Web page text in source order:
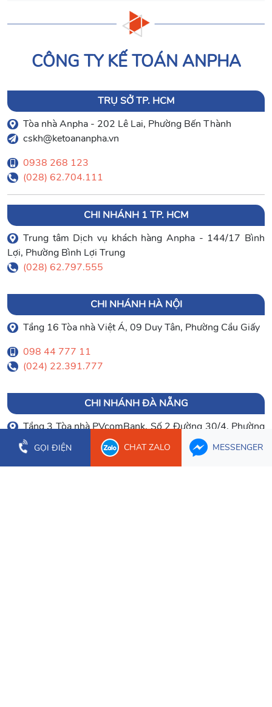
CÔNG TY KẾ TOÁN ANPHA
TRỤ SỞ TP. HCM
Tòa nhà Anpha - 202 Lê Lai, Phường Bến Thành
cskh@ketoananpha.vn
0938 268 123
(028) 62.704.111
CHI NHÁNH 1 TP. HCM
Trung tâm Dịch vụ khách hàng Anpha - 144/17 Bình
Lợi, Phường Bình Lợi Trung
(028) 62.797.555
CHI NHÁNH HÀ NỘI
Tầng 16 Tòa nhà Việt Á, 09 Duy Tân, Phường Cầu Giấy
098 44 777 11
(024) 22.391.777
CHI NHÁNH ĐÀ NẴNG
Tầng 3 Tòa nhà PVcomBank, Số 2 Đường 30/4, Phường
Hòa Cường
0903 003 779
GỌI ĐIỆN CHAT ZALO MESSENGER